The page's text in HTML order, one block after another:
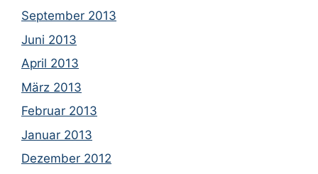
September 2013
Juni 2013
April 2013
März 2013
Februar 2013
Januar 2013
Dezember 2012